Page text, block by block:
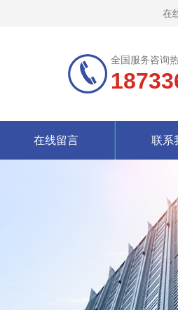
在
全国服务咨询
在线留言 联系